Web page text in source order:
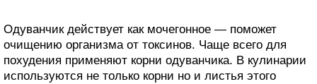
Одуванчик действует как мочегонное — поможет
очищению организма от токсинов. Чаще всего для
похудения применяют корни одуванчика. В кулинарии
используются не только корни но и листья этого